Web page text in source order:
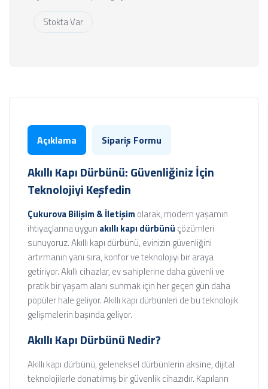
Stokta Var
Açıklama Sipariş Formu
Akıllı Kapı Dürbünü: Güvenliğiniz İçin
Teknolojiyi Keşfedin
Çukurova Bilişim & İletişim olarak, modern yaşamın
ihtiyaçlarına uygun akıllı kapı dürbünü çözümleri
sunuyoruz. Akıllı kapı dürbünü, evinizin güvenliğini
artırmanın yanı sıra, konfor ve teknolojiyi bir araya
getiriyor. Akıllı cihazlar, ev sahiplerine daha güvenli ve
pratik bir yaşam alanı sunmak için her geçen gün daha
popüler hale geliyor. Akıllı kapı dürbünleri de bu teknolojik
gelişmelerin başında geliyor.
Akıllı Kapı Dürbünü Nedir?
Akıllı kapı dürbünü, geleneksel dürbünlerin aksine, dijital
teknolojilerle donatılmış bir güvenlik cihazıdır. Kapıların